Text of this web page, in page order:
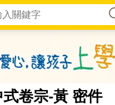
卷宗-黃 密件